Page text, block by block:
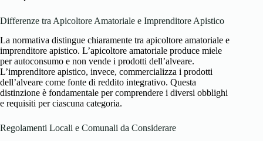
Differenze tra Apicoltore Amatoriale e Imprenditore Apistico
La normativa distingue chiaramente tra apicoltore amatoriale e
imprenditore apistico. L’apicoltore amatoriale produce miele
per autoconsumo e non vende i prodotti dell’alveare.
L’imprenditore apistico, invece, commercializza i prodotti
dell’alveare come fonte di reddito integrativo. Questa
distinzione è fondamentale per comprendere i diversi obblighi
e requisiti per ciascuna categoria.
Regolamenti Locali e Comunali da Considerare